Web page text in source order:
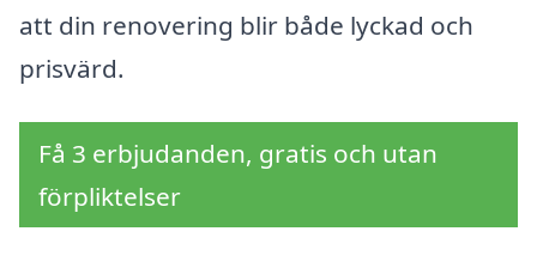
att din renovering blir både lyckad och
prisvärd.
Få 3 erbjudanden, gratis och utan
förpliktelser